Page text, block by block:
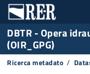
DBTR-Opera
(OIR_GPG)
Ricerca metadato